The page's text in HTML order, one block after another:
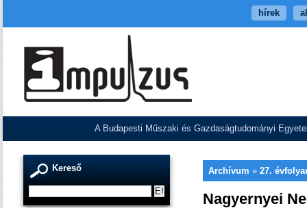
hírek
A Budapesti Műszaki és Gazdaságtudományi
Kereső Archívum » 27.
Nagyernyei